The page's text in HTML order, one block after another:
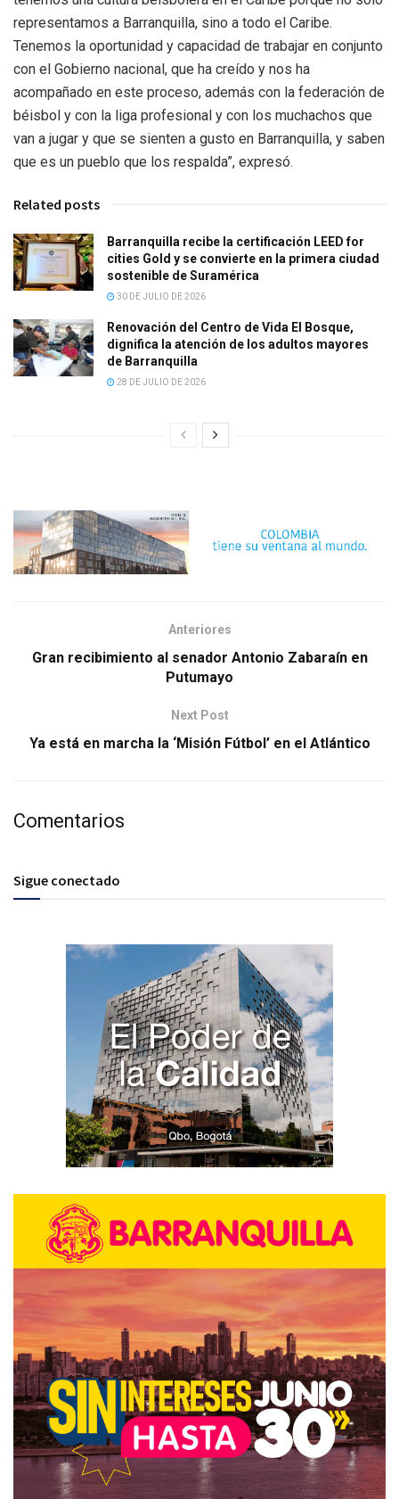
representamos a Barranquilla, sino a todo el Caribe.
Tenemos la oportunidad y capacidad de trabajar en conjunto
con el Gobierno nacional, que ha creído y nos ha
acompañado en este proceso, además con la federación de
béisbol y con la liga profesional y con los muchachos que
van a jugar y que se sienten a gusto en Barranquilla, y saben
que es un pueblo que los respalda”, expresó.
Related posts
Barranquilla recibe la certificación LEED for
cities Gold y se convierte en la primera ciudad
sostenible de Suramérica
30 DE JULIO DE 2026
Renovación del Centro de Vida El Bosque,
dignifica la atención de los adultos mayores
de Barranquilla
28 DE JULIO DE 2026
Anteriores
Gran recibimiento al senador Antonio Zabaraín en
Putumayo
Next Post
Ya está en marcha la ‘Misión Fútbol’ en el Atlántico
Comentarios
Sigue conectado